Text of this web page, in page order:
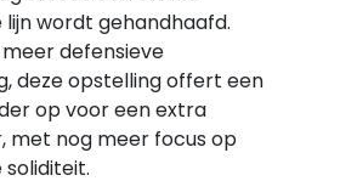
lijn wordt gehandhaafd.
meer defensieve
deze opstelling offert een
op voor een extra
met nog meer focus op